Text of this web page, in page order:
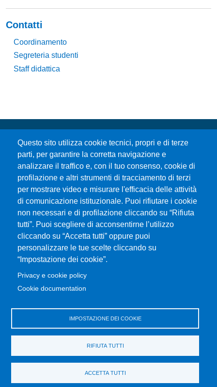
Contatti
Coordinamento
Segreteria studenti
Staff didattica
Questo sito utilizza cookie tecnici, propri e di terze
parti, per garantire la corretta navigazione e
analizzare il traffico e, con il tuo consenso, cookie di
profilazione e altri strumenti di tracciamento di terzi
per mostrare video e misurare l'efficacia delle attività
di comunicazione istituzionale. Puoi rifiutare i cookie
non necessari e di profilazione cliccando su “Rifiuta
tutti”. Puoi scegliere di acconsentirne l’utilizzo
cliccando su “Accetta tutti” oppure puoi
personalizzare le tue scelte cliccando su
“Impostazione dei cookie”.
Privacy e cookie policy
Cookie documentation
IMPOSTAZIONE DEI COOKIE
RIFIUTA TUTTI
ACCETTA TUTTI
Università degli Studi di Messina
Piazza Pugliatti, 1 - 98122 Messina
Cod. Fiscale 80004070837
P.IVA 00724160833
Centralino: 090 676 1
MENÙ SOCIAL
MENÙ FOOTER 1
Accessibilità
Amministrazione trasparente
Cambia idea sui cookie